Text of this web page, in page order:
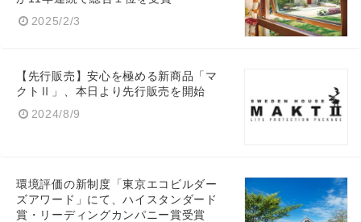
2025/2/3
【先行販売】安心を極める新商品「マ
クトⅡ」、本日より先行販売を開始
2024/8/9
環境評価の新制度「東京エコビルダー
ズアワード」にて、ハイスタンダード
賞・リーディングカンパニー賞受賞